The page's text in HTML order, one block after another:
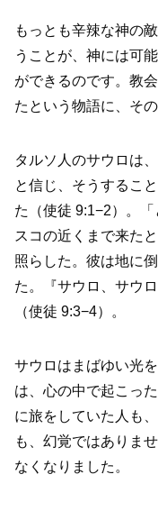
もっとも辛辣な神の
うことが、神には可
ができるのです。教
たという物語に、そ
タルソ人のサウロは
と信じ、そうするこ
た（使徒 9:1−2）。
スコの近くまで来た
照らした。彼は地に
た。『サウロ、サウ
（使徒 9:3−4）。
サウロはまばゆい光
は、心の中で起こっ
に旅をしていた人も
も、幻覚ではありま
なくなりました。